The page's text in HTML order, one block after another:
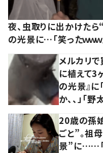
夜、虫取りに出かけた
の光景に…「笑ったｗｗｗ
メルカリ
に植えて
の光景』
か、、」「野
20歳の孫
ごと”。祖
景”に……「